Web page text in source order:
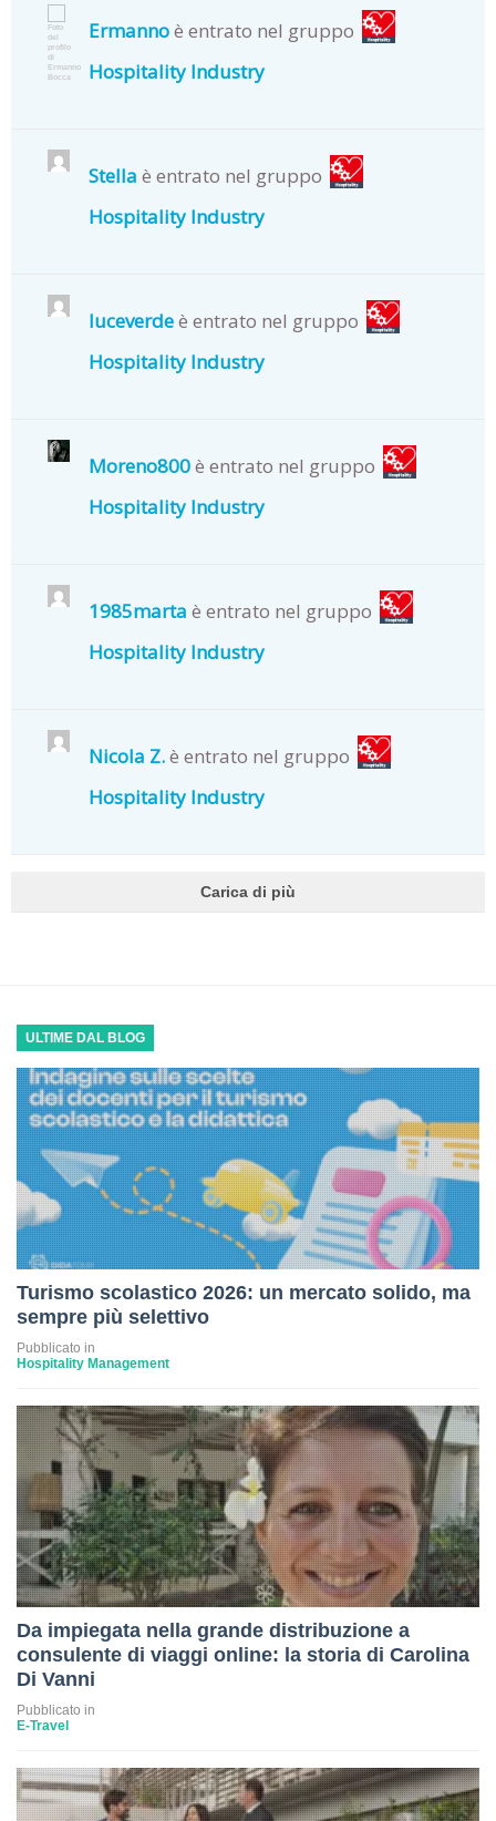
Ermannoè entrato nel gruppo
Hospitality Industry
Stella è entrato nel gruppo
Hospitality Industry
luceverdeè entrato nel gruppo
Hospitality Industry
Moreno800è entrato nel gruppo
Hospitality Industry
1985marta è entrato nel gruppo
Hospitality Industry
Nicola Z.è entrato nel gruppo
Hospitality Industry
Carica di più
ULTIME DAL BLOG
Turismo scolastico 2026: un mercato solido, ma
sempre più selettivo
Pubblicato in
Hospitality Management
Da impiegata nella grande distribuzione a
consulente di viaggi online: la storia di Carolina
Di Vanni
Pubblicato in
E-Travel